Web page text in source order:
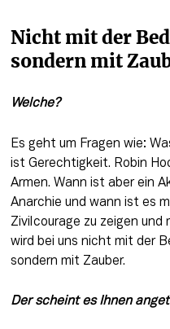
Nicht mit der
sondern mit
Welche?
Es geht um Fragen wie:
ist Gerechtigkeit. Robin
Armen. Wann ist aber ein
Anarchie und wann ist es
Zivilcourage zu zeigen und
wird bei uns nicht mit der
sondern mit Zauber.
Der scheint es Ihnen